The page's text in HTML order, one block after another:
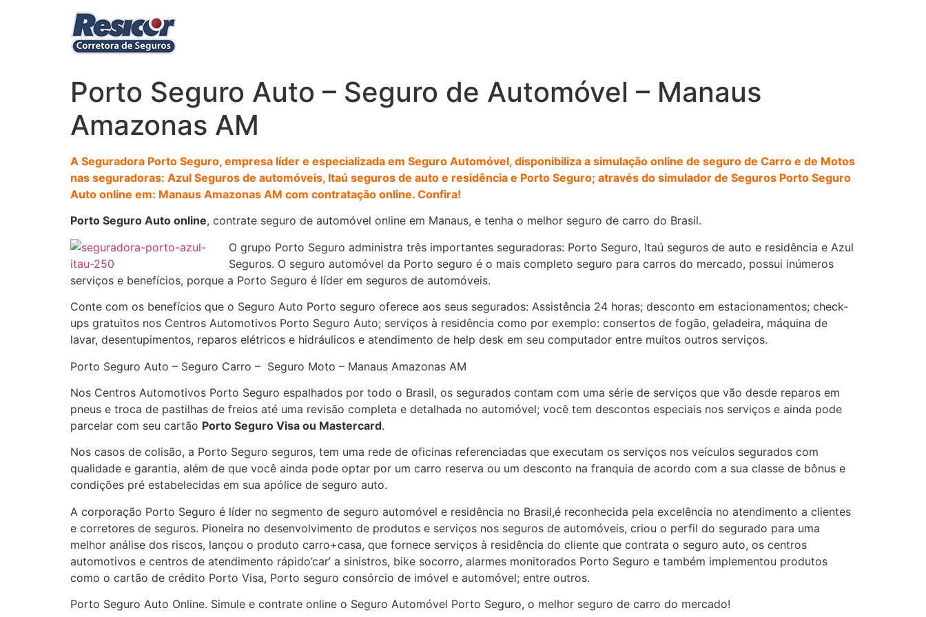
Porto Seguro Auto – Seguro de Automóvel – Manaus
Amazonas AM
A Seguradora Porto Seguro, empresa líder e especializada em Seguro Automóvel, disponibiliza a simulação online de seguro de Carro e de Motos
nas seguradoras: Azul Seguros de automóveis, Itaú seguros de auto e residência e Porto Seguro; através do simulador de Seguros Porto Seguro
Auto online em: Manaus Amazonas AM com contratação online. Confira!
Porto Seguro Auto online, contrate seguro de automóvel online em Manaus, e tenha o melhor seguro de carro do Brasil.
O grupo Porto Seguro administra três importantes seguradoras: Porto Seguro, Itaú seguros de auto e residência e Azul
Seguros. O seguro automóvel da Porto seguro é o mais completo seguro para carros do mercado, possui inúmeros
serviços e benefícios, porque a Porto Seguro é líder em seguros de automóveis.
Conte com os benefícios que o Seguro Auto Porto seguro oferece aos seus segurados: Assistência 24 horas; desconto em estacionamentos; check-
ups gratuitos nos Centros Automotivos Porto Seguro Auto; serviços à residência como por exemplo: consertos de fogão, geladeira, máquina de
lavar, desentupimentos, reparos elétricos e hidráulicos e atendimento de help desk em seu computador entre muitos outros serviços.
Porto Seguro Auto – Seguro Carro – Seguro Moto – Manaus Amazonas AM
Nos Centros Automotivos Porto Seguro espalhados por todo o Brasil, os segurados contam com uma série de serviços que vão desde reparos em
pneus e troca de pastilhas de freios até uma revisão completa e detalhada no automóvel; você tem descontos especiais nos serviços e ainda pode
parcelar com seu cartão Porto Seguro Visa ou Mastercard.
Nos casos de colisão, a Porto Seguro seguros, tem uma rede de oficinas referenciadas que executam os serviços nos veículos segurados com
qualidade e garantia, além de que você ainda pode optar por um carro reserva ou um desconto na franquia de acordo com a sua classe de bônus e
condições pré estabelecidas em sua apólice de seguro auto.
A corporação Porto Seguro é líder no segmento de seguro automóvel e residência no Brasil,é reconhecida pela excelência no atendimento a clientes
e corretores de seguros. Pioneira no desenvolvimento de produtos e serviços nos seguros de automóveis, criou o perfil do segurado para uma
melhor análise dos riscos, lançou o produto carro+casa, que fornece serviços à residência do cliente que contrata o seguro auto, os centros
automotivos e centros de atendimento rápido’car’ a sinistros, bike socorro, alarmes monitorados Porto Seguro e também implementou produtos
como o cartão de crédito Porto Visa, Porto seguro consórcio de imóvel e automóvel; entre outros.
Porto Seguro Auto Online. Simule e contrate online o Seguro Automóvel Porto Seguro, o melhor seguro de carro do mercado!